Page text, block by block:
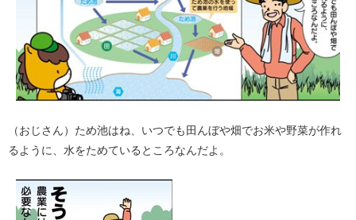
（おじさん）ため池はね、いつでも田んぼや畑でお米や野菜が作れ
るように、水をためているところなんだよ。